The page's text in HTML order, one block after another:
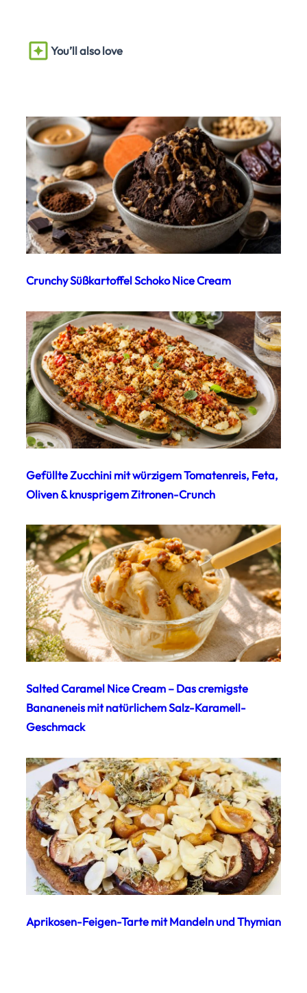
You’ll also love
Crunchy Süßkartoffel Schoko Nice Cream
Gefüllte Zucchini mit würzigem Tomatenreis, Feta,
Oliven & knusprigem Zitronen-Crunch
Salted Caramel Nice Cream – Das cremigste
Bananeneis mit natürlichem Salz-Karamell-
Geschmack
Aprikosen-Feigen-Tarte mit Mandeln und Thymian